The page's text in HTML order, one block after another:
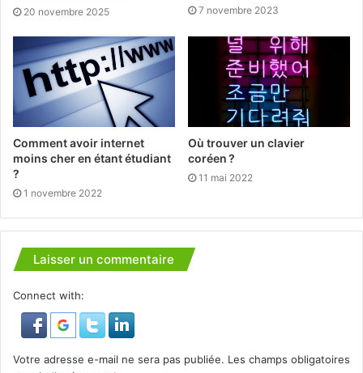
20 novembre 2025 7 novembre 2023
Comment avoir internet
moins cher en étant étudiant
?
1 novembre 2022
Où trouver un clavier
coréen ?
11 mai 2022
Laisser un commentaire
Connect with:
Votre adresse e-mail ne sera pas publiée. Les champs obligatoires